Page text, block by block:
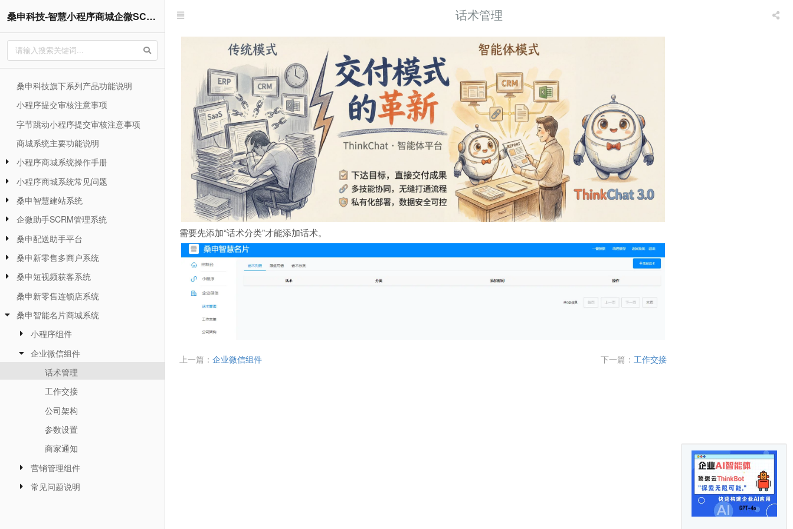
桑申科技-智慧小程序商城企微SCRM管理企业网站系统操作手册
桑申科技旗下系列产品功能说明
小程序提交审核注意事项
字节跳动小程序提交审核注意事项
商城系统主要功能说明
小程序商城系统操作手册
小程序商城系统常见问题
桑申智慧建站系统
企微助手SCRM管理系统
桑申配送助手平台
桑申新零售多商户系统
桑申短视频获客系统
桑申新零售连锁店系统
桑申智能名片商城系统
小程序组件
企业微信组件
话术管理
工作交接
公司架构
参数设置
商家通知
营销管理组件
常见问题说明
话术管理
需要先添加“话术分类”才能添加话术。
上一篇： 企业微信组件 下一篇： 工作交接